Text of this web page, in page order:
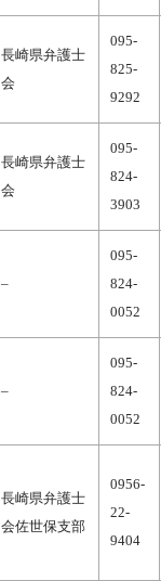
長崎県弁護士
会
095-
825-
9292
長崎県弁護士
会
095-
824-
3903
–
095-
824-
0052
–
095-
824-
0052
長崎県弁護士
会佐世保支部
0956-
22-
9404